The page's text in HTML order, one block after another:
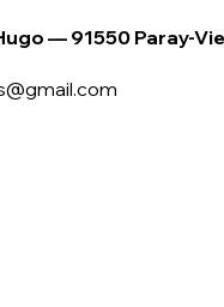
— 91550 Paray-